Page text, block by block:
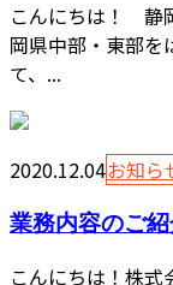
こんにちは！ 静
岡県中部・東部を
て、...
2020.12.04お知ら
業務内容のご
こんにちは！株式